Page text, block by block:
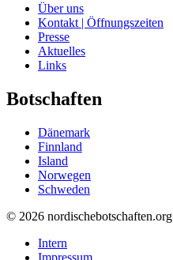
Über uns
Kontakt | Öffnungszeiten
Presse
Aktuelles
Links
Botschaften
Dänemark
Finnland
Island
Norwegen
Schweden
© 2026 nordischebotschaften.org
Intern
Impressum